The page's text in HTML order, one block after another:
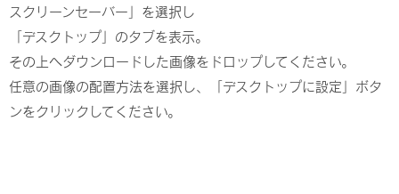
スクリーンセーバー」を選択し
「デスクトップ」のタブを表示。
その上へダウンロードした画像をドロップしてください。
任意の画像の配置方法を選択し、「デスクトップに設定」ボタ
ンをクリックしてください。